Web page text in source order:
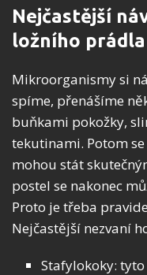
Nejčastější
ložního prádla
Mikroorganismy si
spíme, přenášíme
buňkami pokožky,
tekutinami. Potom
mohou stát
postel se nakonec
Proto je třeba
Nejčastější nezvaní
Stafylokoky: